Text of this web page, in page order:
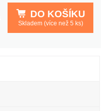
DO KOŠÍKU
Skladem (více než 5 ks)